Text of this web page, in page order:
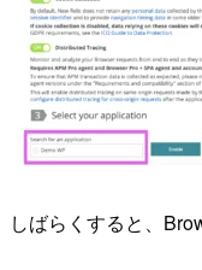
しばらくすると、